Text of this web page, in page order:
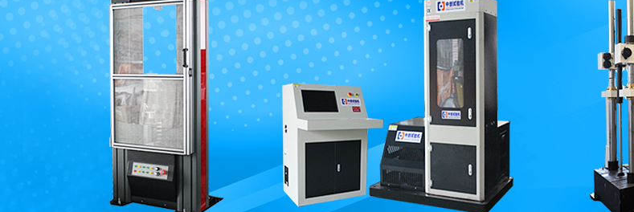
济南中创工业测试系统有限公司